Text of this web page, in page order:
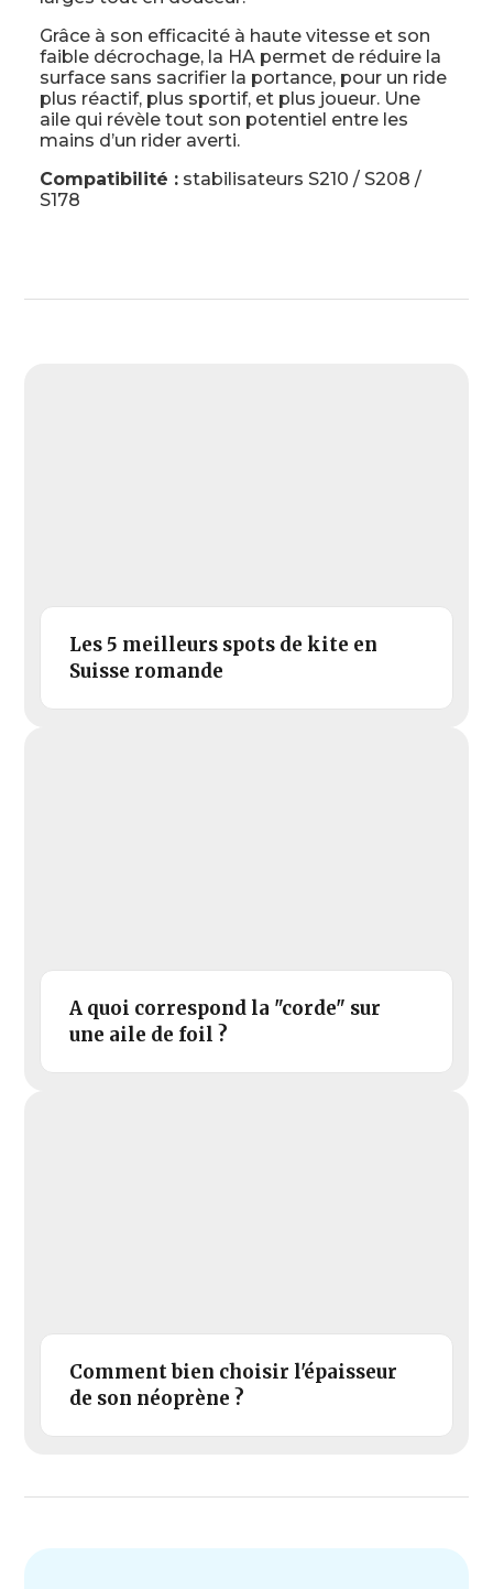
Grâce à son efficacité à haute vitesse et son
faible décrochage, la HA permet de réduire la
surface sans sacrifier la portance, pour un ride
plus réactif, plus sportif, et plus joueur. Une
aile qui révèle tout son potentiel entre les
mains d’un rider averti.
Compatibilité :stabilisateurs S210 / S208 /
S178
Les 5 meilleurs spots de kite en
Suisse romande
A quoi correspond la "corde" sur
une aile de foil ?
Comment bien choisir l'épaisseur
de son néoprène ?